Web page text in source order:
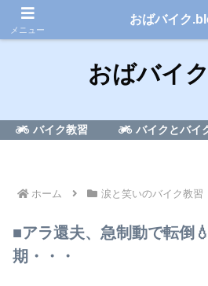
50代のおばちゃんがバイク免
おばバイ
バイク教習 バイクとバイ
ホーム 涙と笑いのバイク教習
■アラ還夫、急制動で転倒
期・・・
メニュー
おばバイク